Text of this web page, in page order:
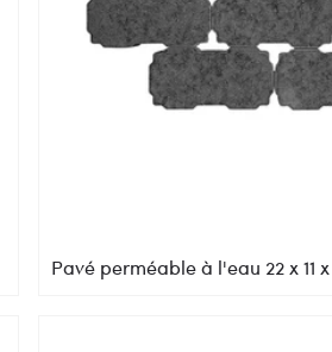
Pavé perméable à l'eau 22 x 11